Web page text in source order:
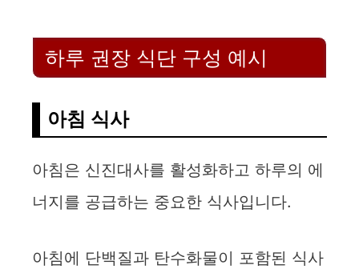
하루 권장 식단 구성 예시
아침 식사
아침은 신진대사를 활성화하고 하루의 에
너지를 공급하는 중요한 식사입니다.
아침에 단백질과 탄수화물이 포함된 식사